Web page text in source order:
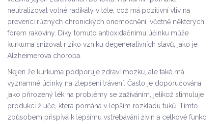
neutralizovat volné radikály v těle, což má pozitivní vliv na
prevenci různých chronických onemocnění, včetně některých
forem rakoviny. Díky tomuto antioxidačnímu účinku může
kurkuma snižovat riziko vzniku degenerativních stavů, jako je
Alzheimerova choroba.
Nejen že kurkuma podporuje zdraví mozku, ale také má
významné účinky na zlepšení trávení. Často je doporučována
jako přirozený lék na problémy se zažíváním, jelikož stimuluje
produkci žluče, která pomáhá v lepším rozkladu tuků. Tímto
způsobem přispívá k lepšímu vstřebávání živin a celkové funkci